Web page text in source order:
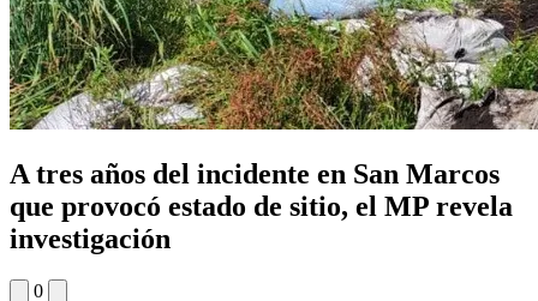
A tres años del incidente en San Marcos
que provocó estado de sitio, el MP revela
investigación
0